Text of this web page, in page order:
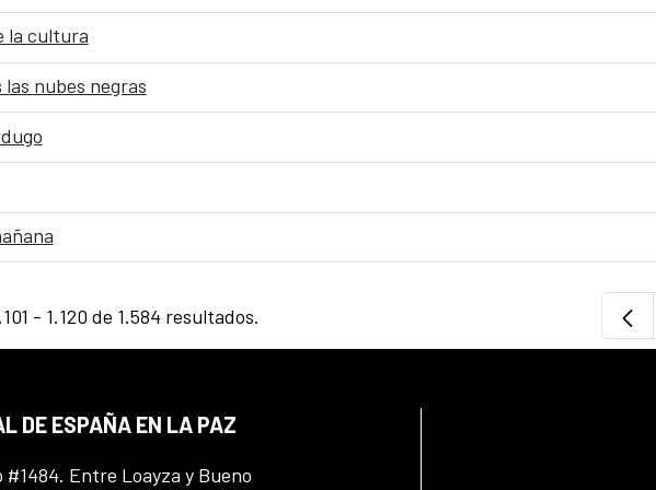
la cultura
nubes negras
- 1.120 de 1.584 resultados.
DE ESPAÑA EN LA PAZ
Entre Loayza y Bueno